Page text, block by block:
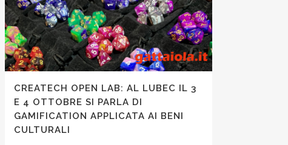
CREATECH OPEN LAB: AL LUBEC IL 3
E 4 OTTOBRE SI PARLA DI
GAMIFICATION APPLICATA AI BENI
CULTURALI